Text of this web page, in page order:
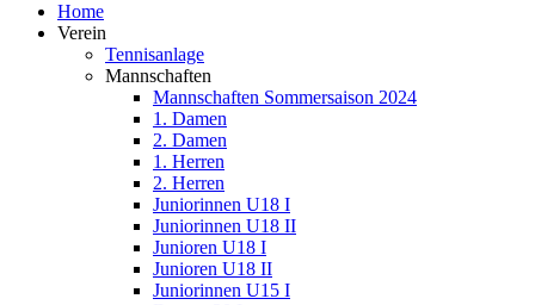
Home
Verein
Tennisanlage
Mannschaften
Mannschaften Sommersaison 2024
1. Damen
2. Damen
1. Herren
2. Herren
Juniorinnen U18 I
Juniorinnen U18 II
Junioren U18 I
Junioren U18 II
Juniorinnen U15 I